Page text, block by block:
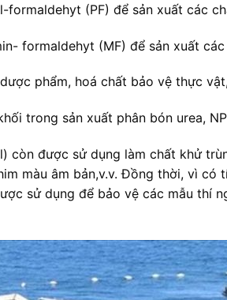
formaldehyt (PF) để sản xuất các
formaldehyt (MF) để sản xuất
phẩm, hoá chất bảo vệ thực
trong sản xuất phân bón urea,
còn được sử dụng làm chất khử
màu âm bản,v.v. Đồng thời, vì
sử dụng để bảo vệ các mẫu thí